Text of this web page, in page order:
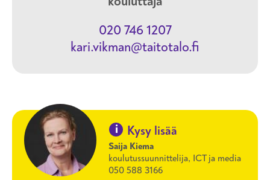
020 746 1207
kari.vikman@taitotalo.fi
i Kysy lisää
Saija Kiema
koulutussuunnittelija, ICT ja media
050 588 3166